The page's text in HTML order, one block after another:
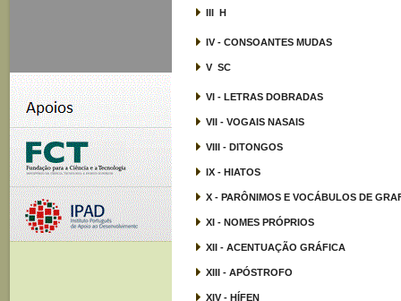
III  H
IV - CONSOANTES MUDAS
V  SC
VI - LETRAS DOBRADAS
VII - VOGAIS NASAIS
VIII - DITONGOS
IX - HIATOS
X - PARÔNIMOS E VOCÁBULOS DE
XI - NOMES PRÓPRIOS
XII - ACENTUAÇÃO GRÁFICA
XIII - APÓSTROFO
XIV - HÍFEN